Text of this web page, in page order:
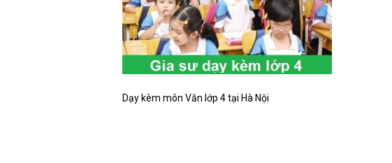
Dạy kèm môn Văn lớp 4 tại Hà Nội